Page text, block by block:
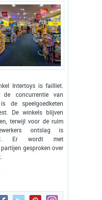
Intertoys is failliet.
de concurrentie van
de speelgoedketen
De winkels blijven
terwijl voor de ruim
ontslag is
Er wordt met
gesproken over